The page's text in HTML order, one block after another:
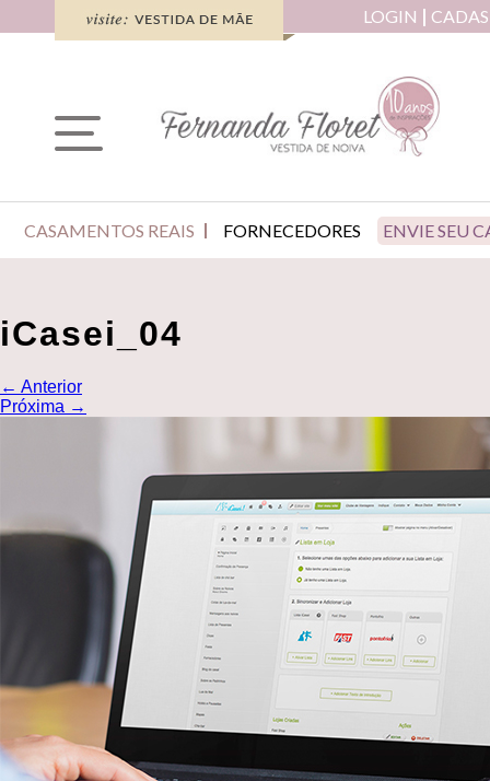
LOGIN
CASAMENTOS REAIS FORNECEDORES ENVIE SEU
iCasei_04
← Anterior
Próxima →